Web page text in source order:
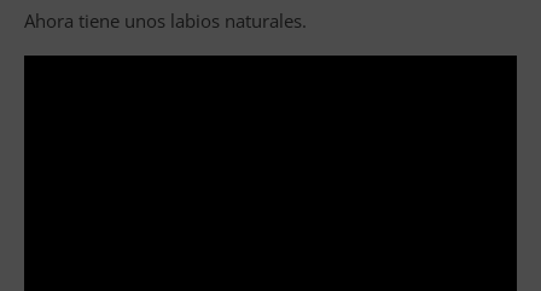
Ahora tiene unos labios naturales.